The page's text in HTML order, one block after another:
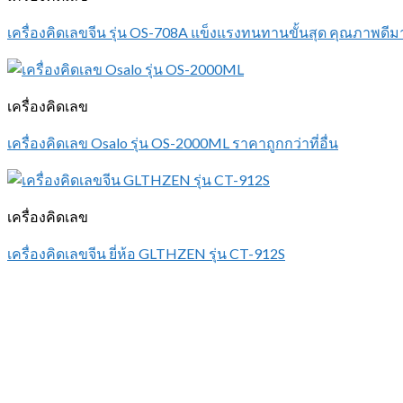
เครื่องคิดเลขจีน รุ่น OS-708A แข็งแรงทนทานขั้นสุด คุณภาพดีม
เครื่องคิดเลข
เครื่องคิดเลข Osalo รุ่น OS-2000ML ราคาถูกกว่าที่อื่น
เครื่องคิดเลข
เครื่องคิดเลขจีน ยี่ห้อ GLTHZEN รุ่น CT-912S